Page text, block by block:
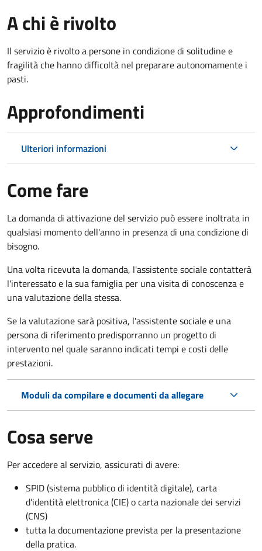
A chi è rivolto
Il servizio è rivolto a persone in condizione di solitudine e
fragilità che hanno difficoltà nel preparare autonomamente i
pasti.
Approfondimenti
Ulteriori informazioni
Come fare
La domanda di attivazione del servizio può essere inoltrata in
qualsiasi momento dell'anno in presenza di una condizione di
bisogno.
Una volta ricevuta la domanda, l'assistente sociale contatterà
l'interessato e la sua famiglia per una visita di conoscenza e
una valutazione della stessa.
Se la valutazione sarà positiva, l'assistente sociale e una
persona di riferimento predisporranno un progetto di
intervento nel quale saranno indicati tempi e costi delle
prestazioni.
Moduli da compilare e documenti da allegare
Cosa serve
Per accedere al servizio, assicurati di avere:
SPID (sistema pubblico di identità digitale), carta
d’identità elettronica (CIE) o carta nazionale dei servizi
(CNS)
tutta la documentazione prevista per la presentazione
della pratica.